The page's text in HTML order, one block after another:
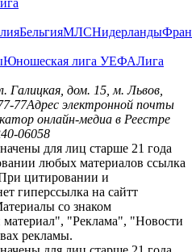
БельгияМЛСНидерланды
Юношеская лига УЕФАЛига
Галицкая, дом. 15, м. Львов,
77Адрес электронной почты
онлайн-медиа в Реестре
06058
для лиц старше 21 года
любых материалов ссылка
цитировании и
гиперссылка на сайтт
со знаком
"Реклама", "Новости
рекламы.